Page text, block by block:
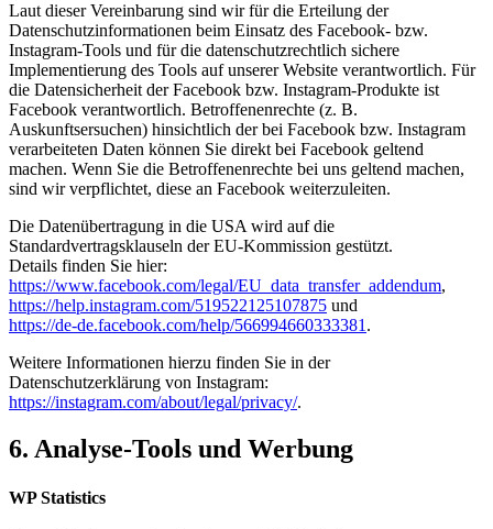
Laut dieser Vereinbarung sind wir für die Erteilung der
Datenschutzinformationen beim Einsatz des Facebook- bzw.
Instagram-Tools und für die datenschutzrechtlich sichere
Implementierung des Tools auf unserer Website verantwortlich. Für
die Datensicherheit der Facebook bzw. Instagram-Produkte ist
Facebook verantwortlich. Betroffenenrechte (z. B.
Auskunftsersuchen) hinsichtlich der bei Facebook bzw. Instagram
verarbeiteten Daten können Sie direkt bei Facebook geltend
machen. Wenn Sie die Betroffenenrechte bei uns geltend machen,
sind wir verpflichtet, diese an Facebook weiterzuleiten.
Die Datenübertragung in die USA wird auf die
Standardvertragsklauseln der EU-Kommission gestützt.
Details finden Sie hier:
https://www.facebook.com/legal/EU_data_transfer_addendum,
https://help.instagram.com/519522125107875 und
https://de-de.facebook.com/help/566994660333381.
Weitere Informationen hierzu finden Sie in der
Datenschutzerklärung von Instagram:
https://instagram.com/about/legal/privacy/.
6. Analyse-Tools und Werbung
WP Statistics